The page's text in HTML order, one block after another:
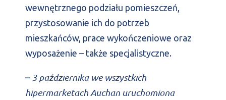
wewnętrznego podziału pomieszczeń,
przystosowanie ich do potrzeb
mieszkańców, prace wykończeniowe oraz
wyposażenie – także specjalistyczne.
– 3 października we wszystkich
hipermarketach Auchan uruchomiona